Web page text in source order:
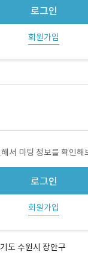
로그인
회원가입
서 미팅 정보를 확인해
로그인
회원가입
도 수원시 장안구